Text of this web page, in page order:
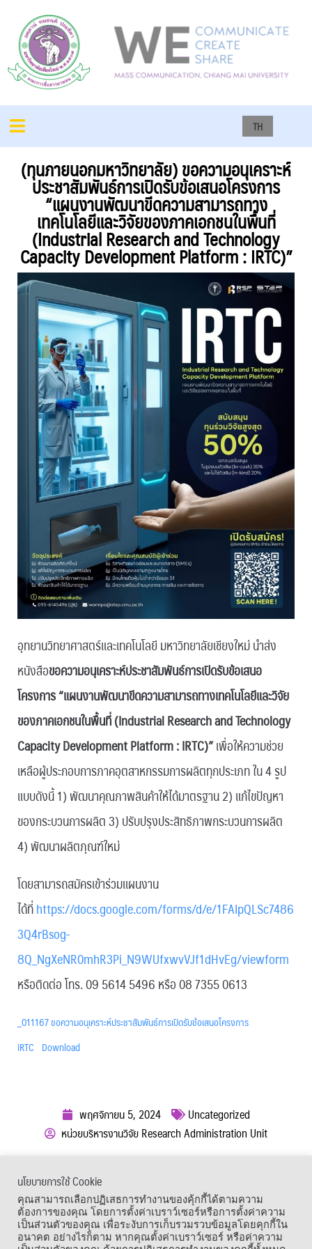
TH
(ทุนภายนอกมหาวิทยาลัย) ขอความอนุเคราะห์
ประชาสัมพันธ์การเปิดรับข้อเสนอโครงการ
“แผนงานพัฒนาขีดความสามารถทาง
เทคโนโลยีและวิจัยของภาคเอกชนในพื้นที่
(Industrial Research and Technology
Capacity Development Platform : IRTC)”
อุทยานวิทยาศาสตร์และเทคโนโลยี มหาวิทยาลัยเชียงใหม่ นำส่ง
หนังสือขอความอนุเคราะห์ประชาสัมพันธ์การเปิดรับข้อเสนอ
โครงการ “แผนงานพัฒนาขีดความสามารถทางเทคโนโลยีและวิจัย
ของภาคเอกชนในพื้นที่ (Industrial Research and Technology
Capacity Development Platform : IRTC)”เพื่อให้ความช่วย
เหลือผู้ประกอบการภาคอุตสาหกรรมการผลิตทุกประเภท ใน 4 รูป
แบบดังนี้ 1) พัฒนาคุณภาพสินค้าให้ได้มาตรฐาน 2) แก้ไขปัญหา
ของกระบวนการผลิต 3) ปรับปรุงประสิทธิภาพกระบวนการผลิต
4) พัฒนาผลิตภุณฑ์ใหม่
โดยสามารถสมัครเข้าร่วมแผนงาน
ได้ที่https://docs.google.com/forms/d/e/1FAIpQLSc7486
3Q4rBsog-
8Q_NgXeNR0mhR3Pi_N9WUfxwvVJf1dHvEg/viewform
หรือติดต่อ โทร. 09 5614 5496 หรือ 08 7355 0613
_011167 ขอความอนุเคราะห์ประชาสัมพันธ์การเปิดรับข้อเสนอโครงการ
IRTC Download
พฤศจิกายน 5, 2024
Uncategorized
หน่วยบริหารงานวิจัย Research Administration Unit
เมนูลัด
นโยบายการใช้ Cookie
คุณสามารถเลือกปฏิเสธการทำงานของคุ้กกี้ได้ตามความ
ต้องการของคุณ โดยการตั้งค่าเบราว์เซอร์หรือการตั้งค่าความ
เป็นส่วนตัวของคุณ เพื่อระงับการเก็บรวมรวบข้อมูลโดยคุกกี้ใน
อนาคต อย่างไรก็ตาม หากคุณตั้งค่าเบราว์เซอร์ หรือค่าความ